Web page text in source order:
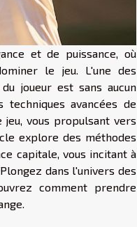
et de puissance, où
le jeu. L'une des
joueur est sans aucun
avancées de
vous propulsant vers
explore des méthodes
capitale, vous incitant à
dans l'univers des
comment prendre